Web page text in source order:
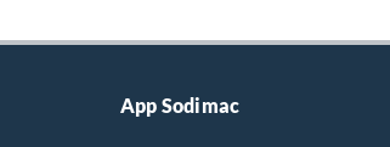
App Sodimac